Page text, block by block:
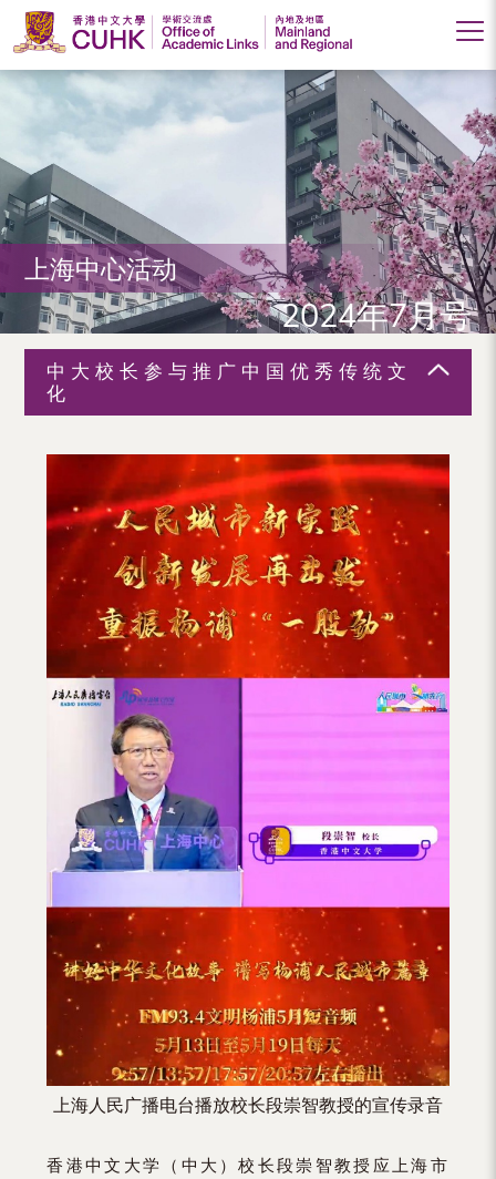
香
港
中
文
大
学
学
术
（内
区）
上海中心活动
2024年7月号
中大校长参与推广中国优秀传统文
化
上海人民广播电台播放校长段崇智教授的宣传录音
香港中文大学（中大）校长段崇智教授应上海市